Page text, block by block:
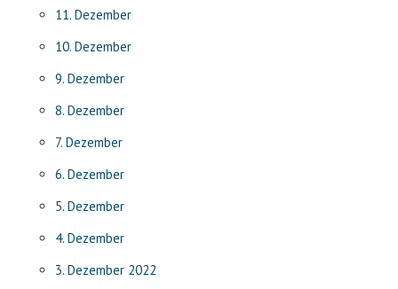
11. Dezember
10. Dezember
9. Dezember
8. Dezember
7. Dezember
6. Dezember
5. Dezember
4. Dezember
3. Dezember 2022